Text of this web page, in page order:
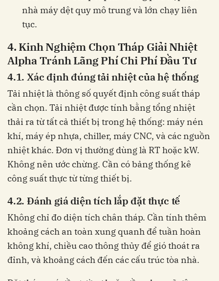
nhà máy dệt quy mô trung và lớn chạy liên
tục.
4. Kinh Nghiệm Chọn Tháp Giải Nhiệt
Alpha Tránh Lãng Phí Chi Phí Đầu Tư
4.1. Xác định đúng tải nhiệt của hệ thống
Tải nhiệt là thông số quyết định công suất tháp
cần chọn. Tải nhiệt được tính bằng tổng nhiệt
thải ra từ tất cả thiết bị trong hệ thống: máy nén
khí, máy ép nhựa, chiller, máy CNC, và các nguồn
nhiệt khác. Đơn vị thường dùng là RT hoặc kW.
Không nên ước chừng. Cần có bảng thống kê
công suất thực từ từng thiết bị.
4.2. Đánh giá diện tích lắp đặt thực tế
Không chỉ đo diện tích chân tháp. Cần tính thêm
khoảng cách an toàn xung quanh để tuần hoàn
không khí, chiều cao thông thủy để gió thoát ra
đỉnh, và khoảng cách đến các cấu trúc tòa nhà.